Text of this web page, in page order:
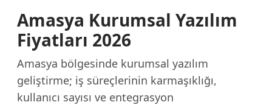
Amasya Kurumsal Yazılım
Fiyatları 2026
Amasya bölgesinde kurumsal yazılım
geliştirme; iş süreçlerinin karmaşıklığı,
kullanıcı sayısı ve entegrasyon